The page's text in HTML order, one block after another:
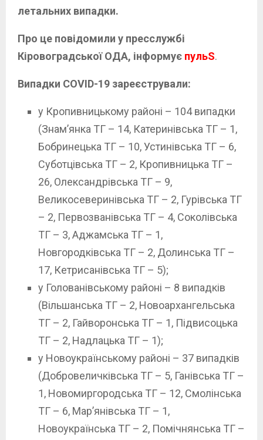
летальних випадки.
Про це повідомили у пресслужбі
Кіровоградської ОДА, інформує пульS.
Випадки COVID-19 зареєстрували:
у Кропивницькому районі – 104 випадки
(Знам’янка ТГ – 14, Катеринівська ТГ – 1,
Бобринецька ТГ – 10, Устинівська ТГ – 6,
Суботцівська ТГ – 2, Кропивницька ТГ –
26, Олександрівська ТГ – 9,
Великосеверинівська ТГ – 2, Гурівська ТГ
– 2, Первозванівська ТГ – 4, Соколівська
ТГ – 3, Аджамська ТГ – 1,
Новгородківська ТГ – 2, Долинська ТГ –
17, Кетрисанівська ТГ – 5);
у Голованівському районі – 8 випадків
(Вільшанська ТГ – 2, Новоархангельська
ТГ – 2, Гайворонська ТГ – 1, Підвисоцька
ТГ – 2, Надлацька ТГ – 1);
у Новоукраїнському районі – 37 випадків
(Добровеличківська ТГ – 5, Ганівська ТГ –
1, Новомиргородська ТГ – 12, Смолінська
ТГ – 6, Мар’янівська ТГ – 1,
Новоукраїнська ТГ – 2, Помічнянська ТГ –